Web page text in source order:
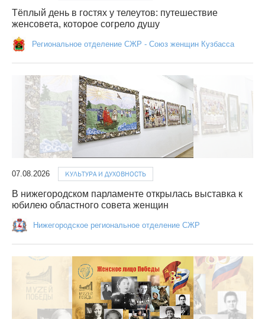
Тёплый день в гостях у телеутов: путешествие
женсовета, которое согрело душу
Региональное отделение СЖР - Союз женщин Кузбасса
07.08.2026 КУЛЬТУРА И ДУХОВНОСТЬ
В нижегородском парламенте открылась выставка к
юбилею областного совета женщин
Нижегородское региональное отделение СЖР